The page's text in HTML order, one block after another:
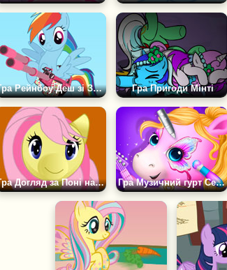
Гра Рейнбоу Деш зі Зброєю Гра Пригоди Мінті
Гра Догляд за Поні на День Гра Музичний гурт Сестри Поні